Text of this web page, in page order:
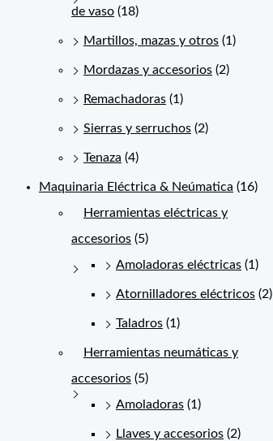
de vaso (18)
Martillos, mazas y otros (1)
Mordazas y accesorios (2)
Remachadoras (1)
Sierras y serruchos (2)
Tenaza (4)
Maquinaria Eléctrica & Neúmatica (16)
Herramientas eléctricas y
accesorios (5)
Amoladoras eléctricas (1)
Atornilladores eléctricos (2)
Taladros (1)
Herramientas neumáticas y
accesorios (5)
Amoladoras (1)
Llaves y accesorios (2)